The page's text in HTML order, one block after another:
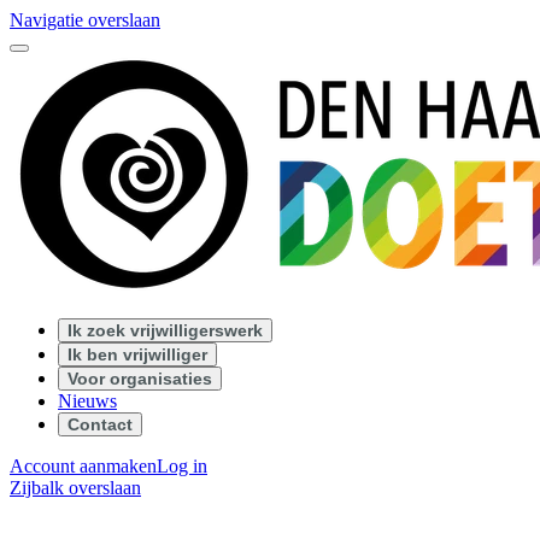
Navigatie overslaan
Ik zoek vrijwilligerswerk
Ik ben vrijwilliger
Voor organisaties
Nieuws
Contact
Account aanmakenLog in
Zijbalk overslaan